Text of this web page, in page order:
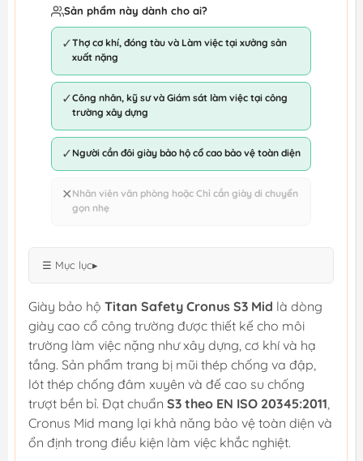
Sản phẩm này dành cho ai?
✓Thợ cơ khí, đóng tàu và Làm việc tại xưởng sản
xuất nặng
✓Công nhân, kỹ sư và Giám sát làm việc tại công
trường xây dựng
✓ Người cần đôi giày bảo hộ cổ cao bảo vệ toàn diện
✕ Nhân viên văn phòng hoặc Chỉ cần giày di chuyển
gọn nhẹ
☰ Mục lục▸
Giày bảo hộ Titan Safety Cronus S3 Mid là dòng
giày cao cổ công trường được thiết kế cho môi
trường làm việc nặng như xây dựng, cơ khí và hạ
tầng. Sản phẩm trang bị mũi thép chống va đập,
lót thép chống đâm xuyên và đế cao su chống
trượt bền bỉ. Đạt chuẩn S3 theo EN ISO 20345:2011,
Cronus Mid mang lại khả năng bảo vệ toàn diện và
ổn định trong điều kiện làm việc khắc nghiệt.